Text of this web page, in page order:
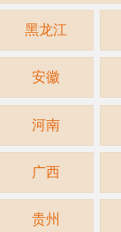
黑龙江
安徽
河南
广西
贵州